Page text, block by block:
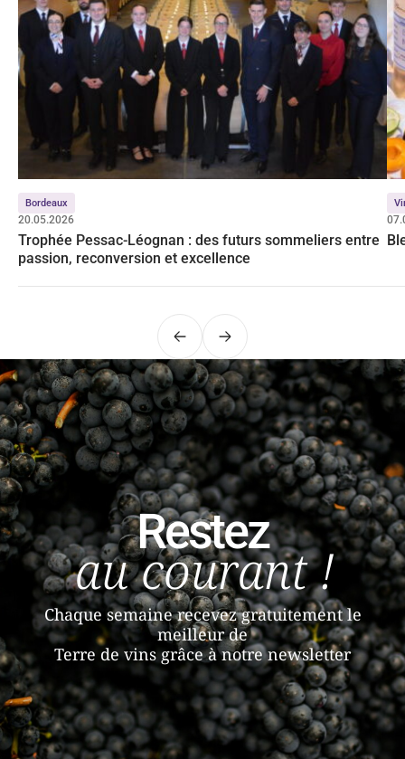
Bordeaux
20.05.2026
Trophée Pessac-Léognan : des futurs sommeliers entre
passion, reconversion et excellence
PrécédentSuivant
Restez
au courant !
Chaque semaine recevez gratuitement le
meilleur de
Terre de vins grâce à notre newsletter